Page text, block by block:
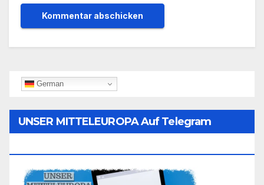
German
UNSER MITTELEUROPA Auf Telegram